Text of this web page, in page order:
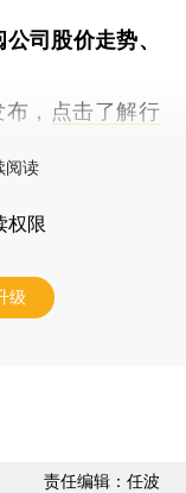
司股价走势、
， 点击了解行
阅读
权限
级
责任编辑：任波